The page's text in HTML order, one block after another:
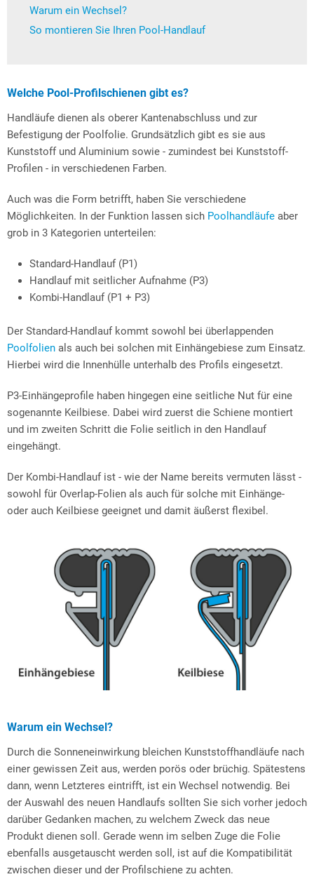
Warum ein Wechsel?
So montieren Sie Ihren Pool-Handlauf
Welche Pool-Profilschienen gibt es?
Handläufe dienen als oberer Kantenabschluss und zur
Befestigung der Poolfolie. Grundsätzlich gibt es sie aus
Kunststoff und Aluminium sowie - zumindest bei Kunststoff-
Profilen - in verschiedenen Farben.
Auch was die Form betrifft, haben Sie verschiedene
Möglichkeiten. In der Funktion lassen sich Poolhandläufe aber
grob in 3 Kategorien unterteilen:
Standard-Handlauf (P1)
Handlauf mit seitlicher Aufnahme (P3)
Kombi-Handlauf (P1 + P3)
Der Standard-Handlauf kommt sowohl bei überlappenden
Poolfolien als auch bei solchen mit Einhängebiese zum Einsatz.
Hierbei wird die Innenhülle unterhalb des Profils eingesetzt.
P3-Einhängeprofile haben hingegen eine seitliche Nut für eine
sogenannte Keilbiese. Dabei wird zuerst die Schiene montiert
und im zweiten Schritt die Folie seitlich in den Handlauf
eingehängt.
Der Kombi-Handlauf ist - wie der Name bereits vermuten lässt -
sowohl für Overlap-Folien als auch für solche mit Einhänge-
oder auch Keilbiese geeignet und damit äußerst flexibel.
Warum ein Wechsel?
Durch die Sonneneinwirkung bleichen Kunststoffhandläufe nach
einer gewissen Zeit aus, werden porös oder brüchig. Spätestens
dann, wenn Letzteres eintrifft, ist ein Wechsel notwendig. Bei
der Auswahl des neuen Handlaufs sollten Sie sich vorher jedoch
darüber Gedanken machen, zu welchem Zweck das neue
Produkt dienen soll. Gerade wenn im selben Zuge die Folie
ebenfalls ausgetauscht werden soll, ist auf die Kompatibilität
zwischen dieser und der Profilschiene zu achten.